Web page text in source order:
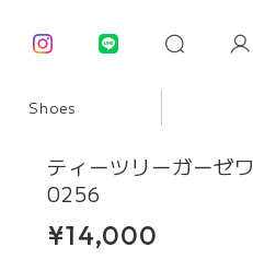
Shoes
ティーツリーガーゼ
0256
¥14,000